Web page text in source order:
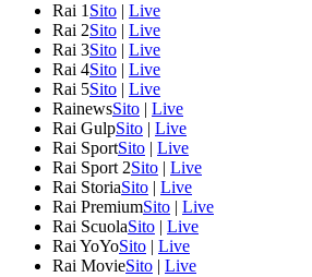
Rai 1 Sito | Live
Rai 2Sito | Live
Rai 3Sito | Live
Rai 4Sito | Live
Rai 5Sito | Live
RainewsSito | Live
Rai GulpSito | Live
Rai SportSito | Live
Rai Sport 2Sito | Live
Rai StoriaSito | Live
Rai PremiumSito | Live
Rai ScuolaSito | Live
Rai YoYoSito | Live
Rai MovieSito | Live